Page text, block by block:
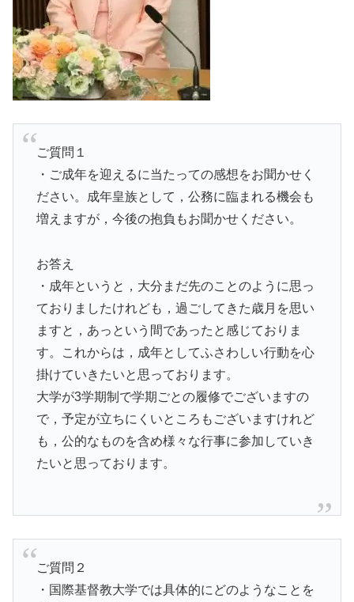
ご質問１
・ご成年を迎えるに当たっての感想をお聞かせく
ださい。成年皇族として，公務に臨まれる機会も
増えますが，今後の抱負もお聞かせください。
お答え
・成年というと，大分まだ先のことのように思っ
ておりましたけれども，過ごしてきた歳月を思い
ますと，あっという間であったと感じておりま
す。これからは，成年としてふさわしい行動を心
掛けていきたいと思っております。
大学が3学期制で学期ごとの履修でございますの
で，予定が立ちにくいところもございますけれど
も，公的なものを含め様々な行事に参加していき
たいと思っております。
ご質問２
・国際基督教大学では具体的にどのようなことを